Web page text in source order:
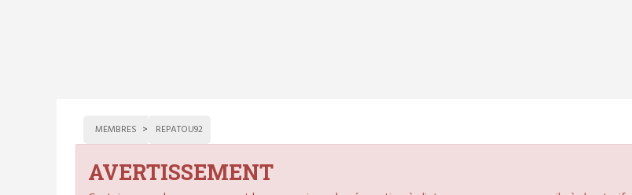
MEMBRES REPATOU92
AVERTISSEMENT